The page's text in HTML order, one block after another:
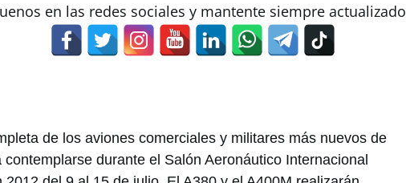
en las redes sociales y mantente siempre actualizado
de los aviones comerciales y militares más nuevos de
contemplarse durante el Salón Aeronáutico Internacional